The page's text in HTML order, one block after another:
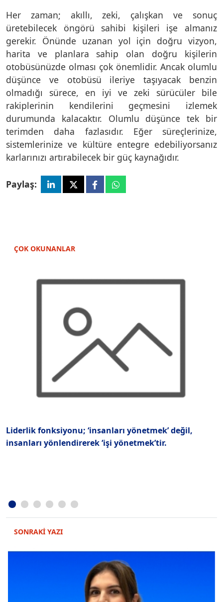
Her zaman; akıllı, zeki, çalışkan ve sonuç
üretebilecek öngörü sahibi kişileri işe almanız
gerekir. Önünde uzanan yol için doğru vizyon,
harita ve planlara sahip olan doğru kişilerin
otobüsünüzde olması çok önemlidir. Ancak olumlu
düşünce ve otobüsü ileriye taşıyacak benzin
olmadığı sürece, en iyi ve zeki sürücüler bile
rakiplerinin kendilerini geçmesini izlemek
durumunda kalacaktır. Olumlu düşünce tek bir
terimden daha fazlasıdır. Eğer süreçlerinize,
sistemlerinize ve kültüre entegre edebiliyorsanız
karlarınızı artırabilecek bir güç kaynağıdır.
Paylaş:
ÇOK OKUNANLAR
Liderlik fonksiyonu; ‘insanları yönetmek’ değil,
insanları yönlendirerek ‘işi yönetmek’tir.
SONRAKİ YAZI